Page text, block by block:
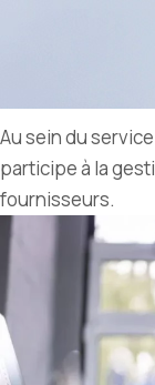
Au sein du
participe à la
fournisseurs.